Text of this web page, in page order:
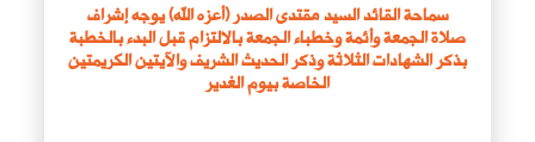
سماحة القائد السيد مقتدى الصدر (أعزه الله) يوجه إشراف
صلاة الجمعة وأئمة وخطباء الجمعة بالالتزام قبل البدء بالخطبة
بذكر الشهادات الثلاثة وذكر الحديث الشريف والآيتين الكريمتين
الخاصة بيوم الغدير